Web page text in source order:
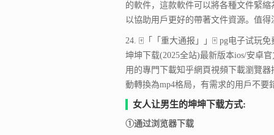
的軟件，這款軟件可以將各種文件緊
以協助用戶更好的帶著文件資源。值
24. 🀄「「重大通报」」🀄 pg电子试玩
坤坤下载(2025全站)最新版本ios/安卓
用的專門下載知乎網頁視頻下載瀏覽
動轉換為mp4格局，有需求的用戶不要
女人让男生的坤坤下载方式:
①通过浏览器下载